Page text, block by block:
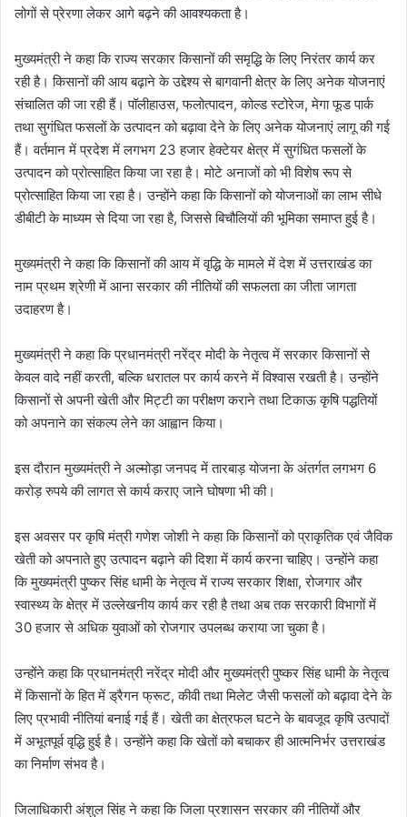
लोगों से प्रेरणा लेकर आगे बढ़ने की आवश्यकता है।
मुख्यमंत्री ने कहा कि राज्य सरकार किसानों की समृद्धि के लिए निरंतर कार्य कर
रही है। किसानों की आय बढ़ाने के उद्देश्य से बागवानी क्षेत्र के लिए अनेक योजनाएं
संचालित की जा रही हैं। पॉलीहाउस, फलोत्पादन, कोल्ड स्टोरेज, मेगा फूड पार्क
तथा सुगंधित फसलों के उत्पादन को बढ़ावा देने के लिए अनेक योजनाएं लागू की गई
हैं। वर्तमान में प्रदेश में लगभग 23 हजार हेक्टेयर क्षेत्र में सुगंधित फसलों के
उत्पादन को प्रोत्साहित किया जा रहा है। मोटे अनाजों को भी विशेष रूप से
प्रोत्साहित किया जा रहा है। उन्होंने कहा कि किसानों को योजनाओं का लाभ सीधे
डीबीटी के माध्यम से दिया जा रहा है, जिससे बिचौलियों की भूमिका समाप्त हुई है।
मुख्यमंत्री ने कहा कि किसानों की आय में वृद्धि के मामले में देश में उत्तराखंड का
नाम प्रथम श्रेणी में आना सरकार की नीतियों की सफलता का जीता जागता
उदाहरण है।
मुख्यमंत्री ने कहा कि प्रधानमंत्री नरेंद्र मोदी के नेतृत्व में सरकार किसानों से
केवल वादे नहीं करती, बल्कि धरातल पर कार्य करने में विश्वास रखती है। उन्होंने
किसानों से अपनी खेती और मिट्टी का परीक्षण कराने तथा टिकाऊ कृषि पद्धतियों
को अपनाने का संकल्प लेने का आह्वान किया।
इस दौरान मुख्यमंत्री ने अल्मोड़ा जनपद में तारबाड़ योजना के अंतर्गत लगभग 6
करोड़ रुपये की लागत से कार्य कराए जाने घोषणा भी की।
इस अवसर पर कृषि मंत्री गणेश जोशी ने कहा कि किसानों को प्राकृतिक एवं जैविक
खेती को अपनाते हुए उत्पादन बढ़ाने की दिशा में कार्य करना चाहिए। उन्होंने कहा
कि मुख्यमंत्री पुष्कर सिंह धामी के नेतृत्व में राज्य सरकार शिक्षा, रोजगार और
स्वास्थ्य के क्षेत्र में उल्लेखनीय कार्य कर रही है तथा अब तक सरकारी विभागों में
30 हजार से अधिक युवाओं को रोजगार उपलब्ध कराया जा चुका है।
उन्होंने कहा कि प्रधानमंत्री नरेंद्र मोदी और मुख्यमंत्री पुष्कर सिंह धामी के नेतृत्व
में किसानों के हित में ड्रैगन फ्रूट, कीवी तथा मिलेट जैसी फसलों को बढ़ावा देने के
लिए प्रभावी नीतियां बनाई गई हैं। खेती का क्षेत्रफल घटने के बावजूद कृषि उत्पादों
में अभूतपूर्व वृद्धि हुई है। उन्होंने कहा कि खेतों को बचाकर ही आत्मनिर्भर उत्तराखंड
का निर्माण संभव है।
जिलाधिकारी अंशुल सिंह ने कहा कि जिला प्रशासन सरकार की नीतियों और